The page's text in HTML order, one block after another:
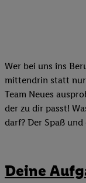
Wer bei uns ins
mittendrin statt nur
Team Neues
der zu dir passt!
darf? Der Spaß
Deine